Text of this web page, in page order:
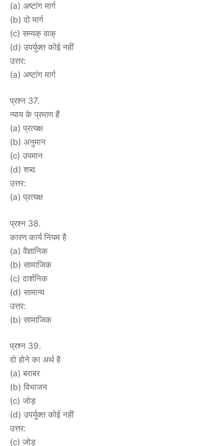
(a) अष्टांग मार्ग
(b) दो मार्ग
(c) सम्यक् वाक्
(d) उपर्युक्त कोई नहीं
उत्तर:
(a) अष्टांग मार्ग
प्रश्न 37.
न्याय के प्रमाण हैं
(a) प्रत्यक्ष
(b) अनुमान
(c) उपमान
(d) शब्द
उत्तर:
(a) प्रत्यक्ष
प्रश्न 38.
कारण कार्य नियम है
(a) वैज्ञानिक
(b) सामाजिक
(c) दार्शनिक
(d) सामान्य
उत्तर:
(b) सामाजिक
प्रश्न 39.
दो होने का अर्थ है
(a) बराबर
(b) विभाजन
(c) जोड़
(d) उपर्युक्त कोई नहीं
उत्तर:
(c) जोड़